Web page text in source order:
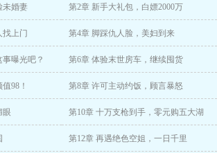
好不好？校花：老公，吃葡萄~超级富豪：我愿
个给您当狗的机会。
已经以无敌之姿，横推末世、女神满园。
未婚妻 第2章 新手大礼包，白嫖2000万
上门 第4章 脚踩仇人脸，美妇到来
曝光吧？ 第6章 体验末世房车，继续囤货
98！ 第8章 许可主动约饭，顾言暴怒
眼 第10章 十万支枪到手，零元购五大湖
第12章 再遇绝色空姐，一日千里